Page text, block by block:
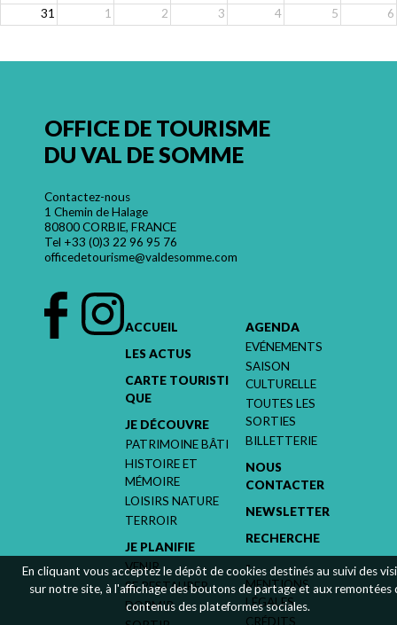
31
1 2 3 4 5 6
OFFICE DE TOURISME
DU VAL DE SOMME
Contactez-nous
1 Chemin de Halage
80800 CORBIE, FRANCE
Tel +33 (0)3 22 96 95 76
officedetourisme@valdesomme.com
ACCUEIL
LES ACTUS
CARTE TOURISTI
QUE
JE DÉCOUVRE
PATRIMOINE BÂTI
HISTOIRE ET
MÉMOIRE
LOISIRS NATURE
TERROIR
JE PLANIFIE
VENIR
SE RESTAURER
DORMIR
AGENDA
EVÉNEMENTS
SAISON
CULTURELLE
TOUTES LES
SORTIES
BILLETTERIE
NOUS
CONTACTER
NEWSLETTER
RECHERCHE
-
MENTIONS
LÉGALES
CRÉDITS
En cliquant vous acceptez le dépôt de cookies destinés au suivi des
sur notre site, à l'affichage des boutons de partage et aux remontées
contenus des plateformes sociales.